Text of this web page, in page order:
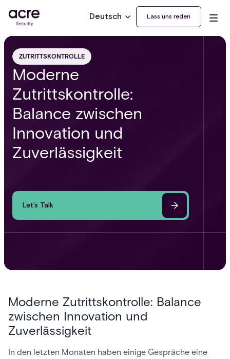
Deutsch Lass uns reden
ZUTRITTSKONTROLLE
Moderne
Zutrittskontrolle:
Balance zwischen
Innovation und
Zuverlässigkeit
Let’s Talk
Moderne Zutrittskontrolle: Balance
zwischen Innovation und
Zuverlässigkeit
In den letzten Monaten haben einige Gespräche eine